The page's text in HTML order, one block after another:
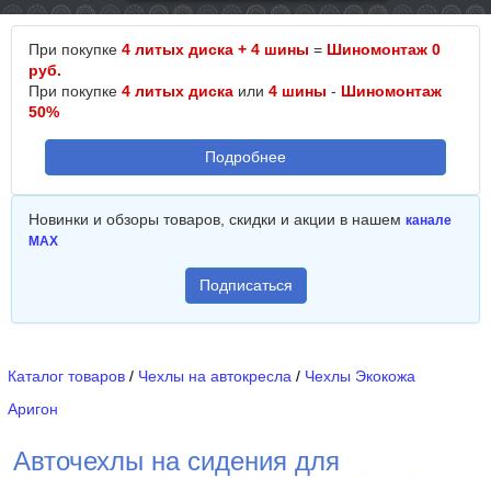
При покупке 4 литых диска + 4 шины = Шиномонтаж 0
руб.
При покупке 4 литых диска или 4 шины - Шиномонтаж
50%
Подробнее
Новинки и обзоры товаров, скидки и акции в нашем канале
MAX
Подписаться
Каталог товаров / Чехлы на автокресла / Чехлы Экокожа
Аригон
Авточехлы на сидения для